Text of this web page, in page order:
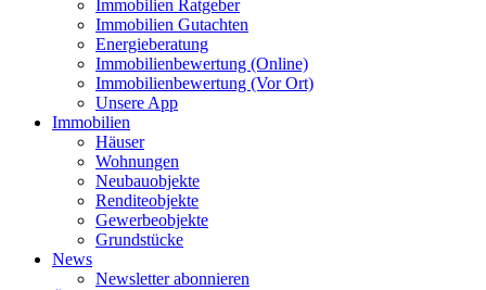
Immobilien Ratgeber
Immobilien Gutachten
Energieberatung
Immobilienbewertung (Online)
Immobilienbewertung (Vor Ort)
Unsere App
Immobilien
Häuser
Wohnungen
Neubauobjekte
Renditeobjekte
Gewerbeobjekte
Grundstücke
News
Newsletter abonnieren